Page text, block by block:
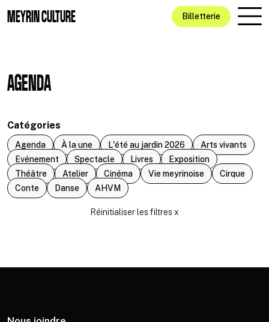
MEYRIN CULTURE Billetterie
AGENDA
Catégories
Agenda À la une L'été au jardin 2026
Arts vivants
Evénement
Spectacle Livres
Exposition
Théâtre
Atelier Cinéma Vie meyrinoise
Cirque
Conte
Danse AHVM